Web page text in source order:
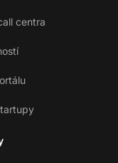
centra